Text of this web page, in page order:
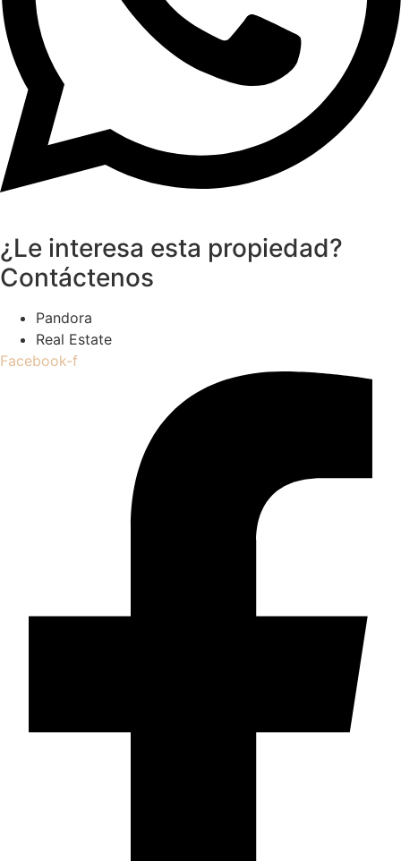
¿Le interesa esta propiedad?
Contáctenos
Pandora
Real Estate
Facebook-f